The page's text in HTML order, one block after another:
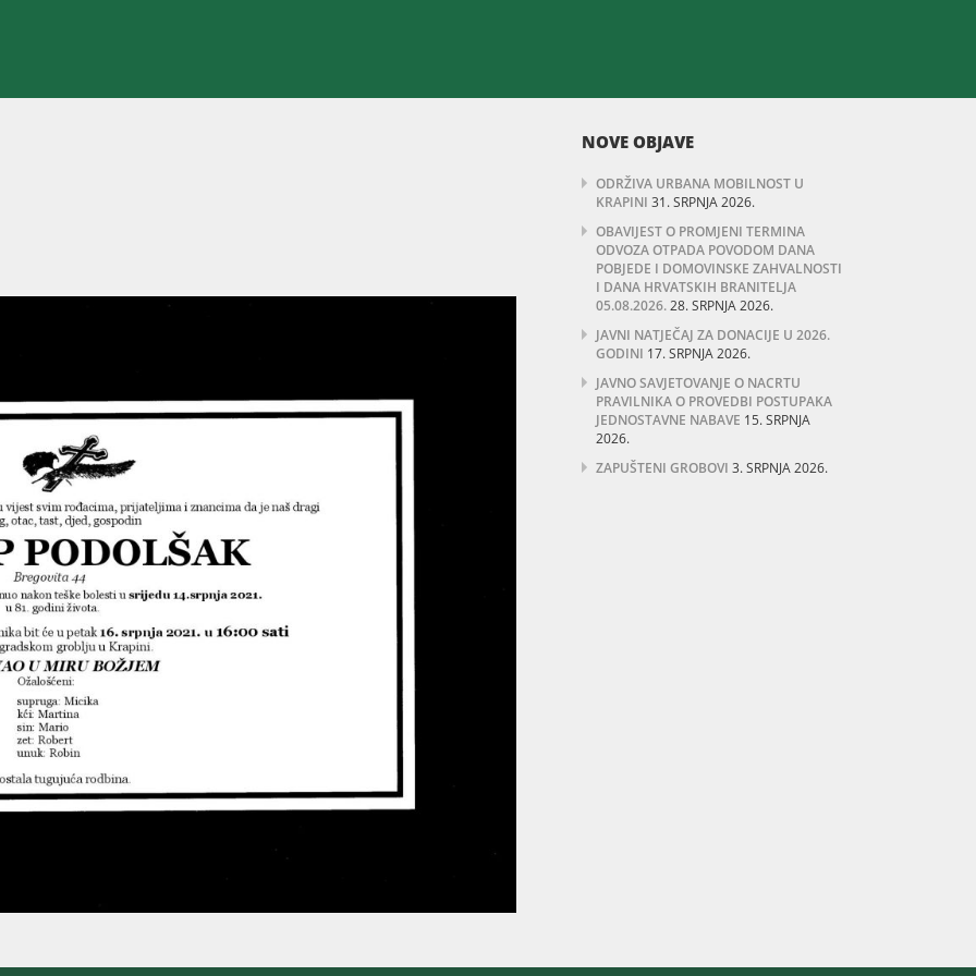
NOVE OBJAVE
ODRŽIVA URBANA MOBILNOST U
KRAPINI 31. SRPNJA 2026.
OBAVIJEST O PROMJENI TERMINA
ODVOZA OTPADA POVODOM DANA
POBJEDE I DOMOVINSKE ZAHVALNOSTI
I DANA HRVATSKIH BRANITELJA
05.08.2026.28. SRPNJA 2026.
JAVNI NATJEČAJ ZA DONACIJE U 2026.
GODINI 17. SRPNJA 2026.
JAVNO SAVJETOVANJE O NACRTU
PRAVILNIKA O PROVEDBI POSTUPAKA
JEDNOSTAVNE NABAVE 15. SRPNJA
2026.
ZAPUŠTENI GROBOVI 3. SRPNJA 2026.